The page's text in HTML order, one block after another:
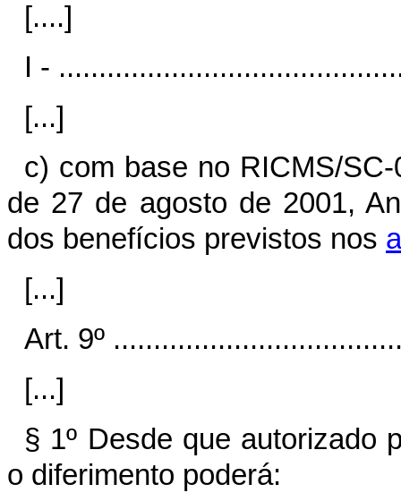
[....]
I -
[...]
c) com base no RICMS/
de 27 de agosto de 2001,
dos benefícios previstos nos
[...]
Art. 9º
[...]
§ 1º Desde que autorizado
o diferimento poderá: